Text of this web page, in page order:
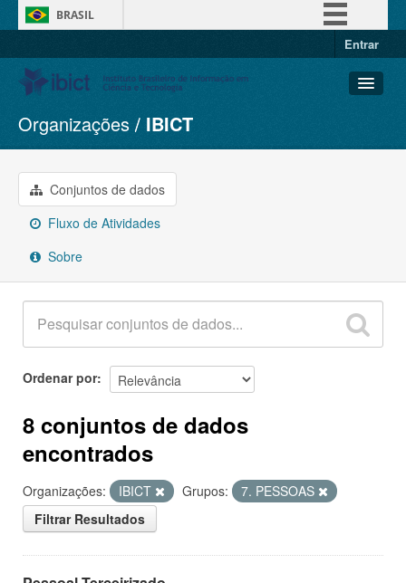
BRASIL
Entrar
Conjuntos de dados
Organizações
Grupos
Sobre
Organizações IBICT
Conjuntos de dados
Fluxo de Atividades
Sobre
Ordenar por
8 conjuntos de dados
encontrados
Organizações: IBICT Grupos:
7. PESSOAS
Filtrar Resultados